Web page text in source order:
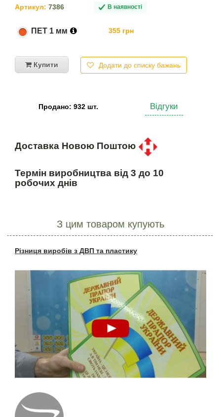
Артикул: 7386 В наявності
ПЕТ 1 мм 355 грн
Купити Додати до списку бажань
Продано: 932 шт. Відгуки
Доставка Новою Поштою
Термін виробництва від 3 до 10
робочих днів
З цим товаром купують
Різниця виробів з ДВП та пластику